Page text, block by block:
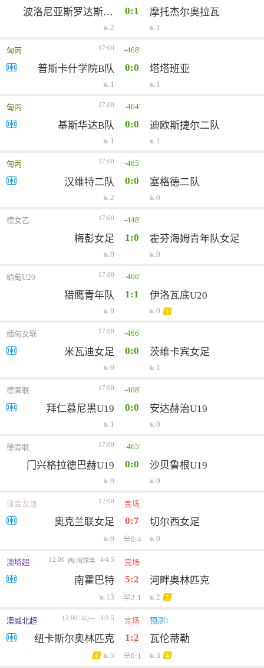
波洛尼亚斯罗达斯拉斯卡 0:1 摩托杰尔奥拉瓦
2 1
匈丙 17:00 -468'
普斯卡什学院B队 0:0 塔塔班亚
1 1
匈丙 17:00 -464'
基斯华达B队 0:0 迪欧斯捷尔二队
1 1
匈丙 17:00 -465'
汉维特二队 0:0 塞格德二队
2 0
德女乙 17:00 -448'
梅彭女足 1:0 霍芬海姆青年队女足
0 0
缅甸U20 17:00 -466'
猎鹰青年队 1:1 伊洛瓦底U20
0 0 1
缅甸女联 17:00 -466'
米瓦迪女足 0:0 茨维卡宾女足
0 1
德青联 17:00 -468'
拜仁慕尼黑U19 0:0 安达赫治U19
1 0
德青联 17:00 -465'
门兴格拉德巴赫U19 0:0 沙贝鲁根U19
0 0
球会友谊 12:00 完场
奥克兰联女足 0:7 切尔西女足
0 半0:4 0
澳塔超 12:00 两/两球半 4/4.5 完场
南霍巴特 5:2 河畔奥林匹克
13 半2:1 2 1
澳威北超 12:00 半/一 3/3.5 完场 预测1
纽卡斯尔奥林匹克 1:2 瓦伦蒂勒
1 5 半0:1 3 4